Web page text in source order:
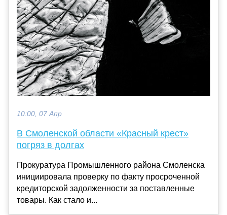
10:00, 07 Апр
В Смоленской области «Красный крест»
погряз в долгах
Прокуратура Промышленного района Смоленска
инициировала проверку по факту просроченной
кредиторской задолженности за поставленные
товары. Как стало и...